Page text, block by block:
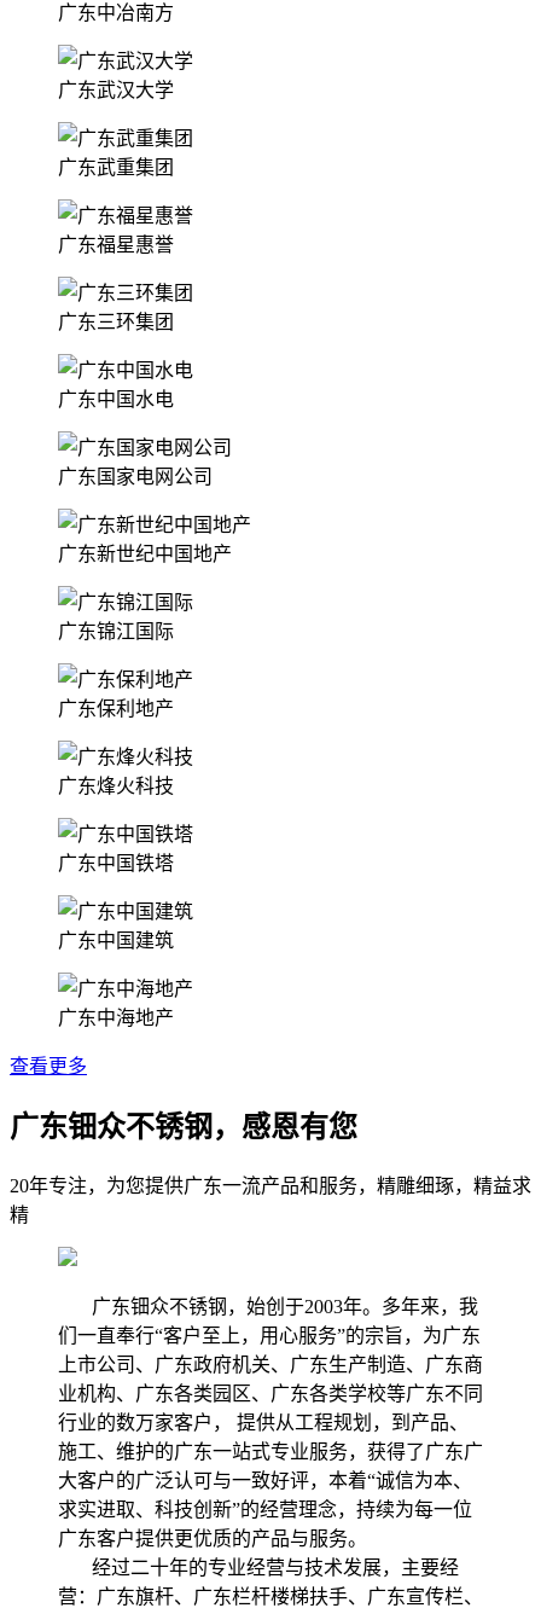
广东中冶南方
广东武汉大学
广东武重集团
广东福星惠誉
广东三环集团
广东中国水电
广东国家电网公司
广东新世纪中国地产
广东锦江国际
广东保利地产
广东烽火科技
广东中国铁塔
广东中国建筑
广东中海地产
查看更多
广东钿众不锈钢，感恩有您
20年专注，为您提供广东一流产品和服务，精雕细琢，精益求
精
广东钿众不锈钢，始创于2003年。多年来，我
们一直奉行“客户至上，用心服务”的宗旨，为广东
上市公司、广东政府机关、广东生产制造、广东商
业机构、广东各类园区、广东各类学校等广东不同
行业的数万家客户， 提供从工程规划，到产品、
施工、维护的广东一站式专业服务，获得了广东广
大客户的广泛认可与一致好评，本着“诚信为本、
求实进取、科技创新”的经营理念，持续为每一位
广东客户提供更优质的产品与服务。
经过二十年的专业经营与技术发展，主要经
营：广东旗杆、广东栏杆楼梯扶手、广东宣传栏、